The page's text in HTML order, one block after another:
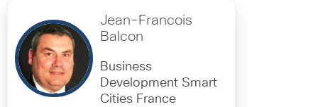
Jean-Francois
Balcon
Business
Development Smart
Cities France